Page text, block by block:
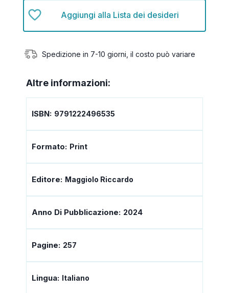
Aggiungi alla Lista dei desideri
Spedizione in 7-10 giorni, il costo può variare
Altre informazioni:
ISBN: 9791222496535
Formato: Print
Editore: Maggiolo Riccardo
Anno Di Pubblicazione: 2024
Pagine: 257
Lingua: Italiano